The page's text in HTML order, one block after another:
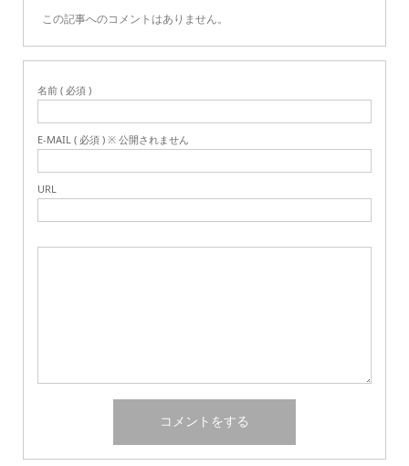
この記事へのコメントはありません。
名前 ( 必須 )
E-MAIL ( 必須 ) ※ 公開されません
URL